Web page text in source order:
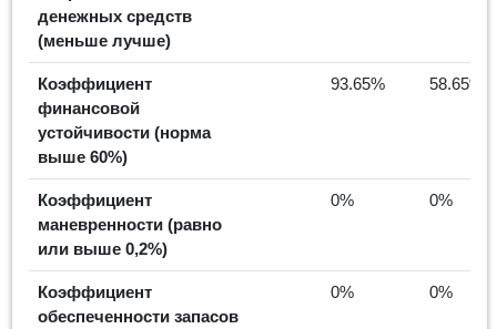
денежных средств
(меньше лучше)
Коэффициент
финансовой
устойчивости (норма
выше 60%)
93.65% 58.65%
Коэффициент
маневренности (равно
или выше 0,2%)
0% 0%
Коэффициент
обеспеченности запасов
0% 0%